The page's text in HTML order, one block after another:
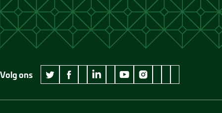
Volg ons
twitter Museum Jan Cunen
facebook Museum Jan Cunen
wikipedia Museum Jan Cunen
linkedin Museum Jan Cunen
googleplus Museum Jan Cunen
youtube Museum Jan Cunen
instagram Museum